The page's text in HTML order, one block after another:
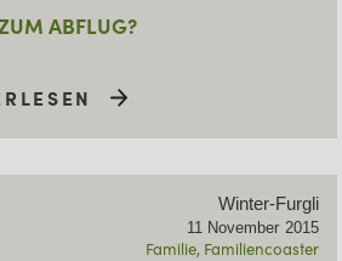
ABFLUG?
Winter-Furgli
11 November 2015
Familie Familiencoaster